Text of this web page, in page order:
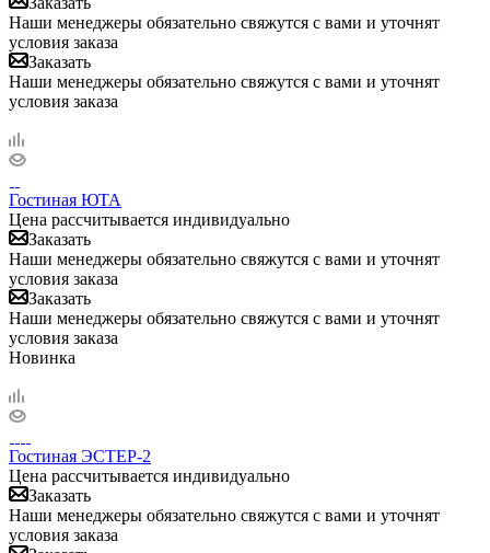
Наши менеджеры обязательно свяжутся с вами и уточнят
условия заказа
Заказать
Наши менеджеры обязательно свяжутся с вами и уточнят
условия заказа
Гостиная ЮТА
Цена рассчитывается индивидуально
Заказать
Наши менеджеры обязательно свяжутся с вами и уточнят
условия заказа
Заказать
Наши менеджеры обязательно свяжутся с вами и уточнят
условия заказа
Новинка
Гостиная ЭСТЕР-2
Цена рассчитывается индивидуально
Заказать
Наши менеджеры обязательно свяжутся с вами и уточнят
условия заказа